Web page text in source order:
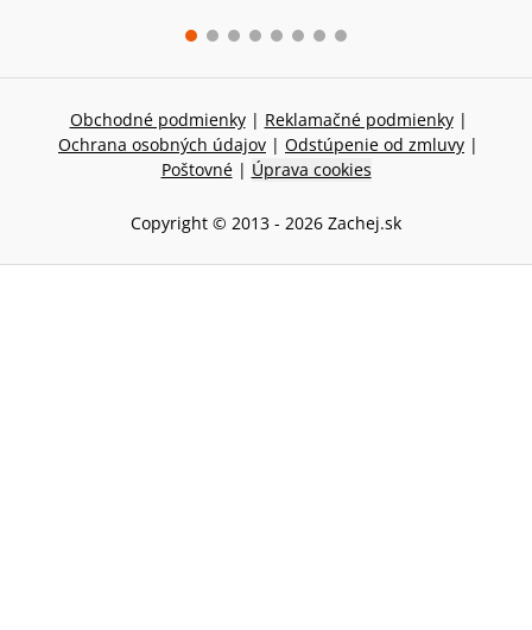
Obchodné podmienky | Reklamačné podmienky |
Ochrana osobných údajov | Odstúpenie od zmluvy |
Poštovné | Úprava cookies
Copyright © 2013 - 2026 Zachej.sk